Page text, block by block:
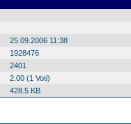
25.09.2006 11:38
1928476
2401
2.00 (1 Voti)
428.5 KB